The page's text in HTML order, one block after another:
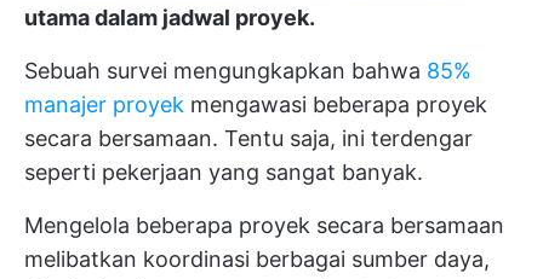
utama dalam jadwal proyek.
Sebuah survei mengungkapkan bahwa 85%
manajer proyek mengawasi beberapa proyek
secara bersamaan. Tentu saja, ini terdengar
seperti pekerjaan yang sangat banyak.
Mengelola beberapa proyek secara bersamaan
melibatkan koordinasi berbagai sumber daya,